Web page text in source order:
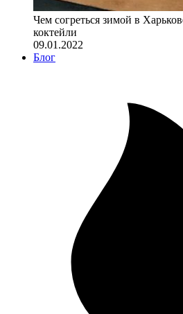
Чем согреться зимой в
коктейли
09.01.2022
Блог